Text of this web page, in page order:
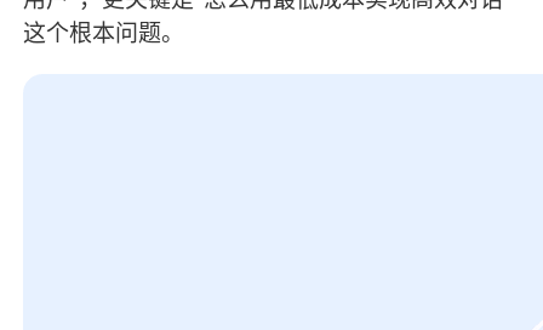
这个根本问题。